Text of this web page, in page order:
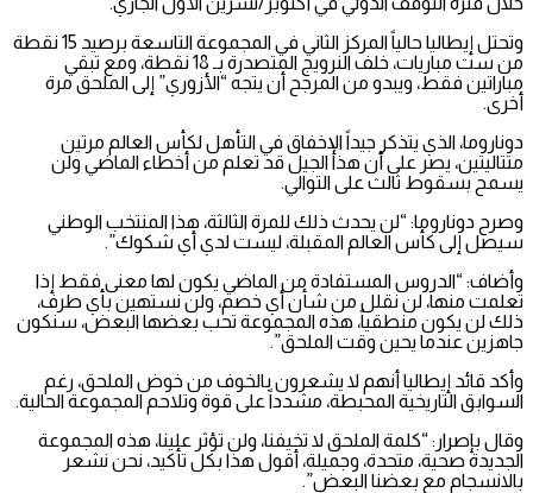
وتحتل إيطاليا حالياً المركز الثاني في المجموعة التاسعة برصيد 15 نقطة
من ست مباريات، خلف النرويج المتصدرة بـ 18 نقطة، ومع تبقي
مباراتين فقط، ويبدو من المرجح أن يتجه “الأزوري” إلى الملحق مرة
أخرى.
دوناروما، الذي يتذكر جيداً الإخفاق في التأهل لكأس العالم مرتين
متتاليتين، يصر على أن هذا الجيل قد تعلم من أخطاء الماضي ولن
يسمح بسقوط ثالث على التوالي.
وصرح دوناروما: “لن يحدث ذلك للمرة الثالثة، هذا المنتخب الوطني
سيصل إلى كأس العالم المقبلة، ليست لدي أي شكوك”.
وأضاف: “الدروس المستفادة من الماضي يكون لها معنى فقط إذا
تعلمت منها، لن نقلل من شأن أي خصم، ولن نستهين بأي طرف،
ذلك لن يكون منطقياً، هذه المجموعة تحب بعضها البعض، سنكون
جاهزين عندما يحين وقت الملحق”.
وأكد قائد إيطاليا أنهم لا يشعرون بالخوف من خوض الملحق، رغم
السوابق التاريخية المحبطة، مشدداً على قوة وتلاحم المجموعة الحالية.
وقال بإصرار: “كلمة الملحق لا تخيفنا، ولن تؤثر علينا، هذه المجموعة
الجديدة صحية، متحدة، وجميلة، أقول هذا بكل تأكيد، نحن نشعر
بالانسجام مع بعضنا البعض”.